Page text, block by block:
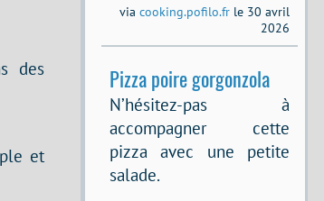
des
et
viacooking.pofilo.fr le 30 avril
2026
Pizza poire gorgonzola
N’hésitez-pas à
accompagner cette
pizza avec une petite
salade.